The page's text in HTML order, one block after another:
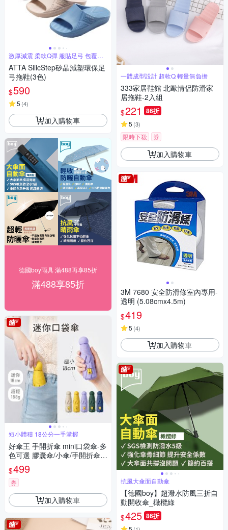
激厚減震 柔軟Q彈 服貼足弓 包覆舒
適
ATTA SilicStep矽晶減塑環保足
弓拖鞋(3色)
$590
5 (4)
加入購物車
德國boy雨具 滿488再享85折
滿488享85折
短小體積 18公分一手掌握
好傘王 手開折傘 mini口袋傘-多
色可選 膠囊傘/小傘/手開折傘/
黑膠布/摺疊傘/小雨傘/輕量傘/
折疊傘/迷你傘/防曬
$499
券
加入購物車
一體成型設計 超軟Q 輕量無負擔
333家居鞋館 北歐情侶防滑家
居拖鞋-2入組
$221 86折
5 (3)
限時下殺 券
加入購物車
3M 7680 安全防滑條室內專用-
透明 (5.08cmx4.5m)
$419
5 (4)
加入購物車
抗風大傘面自動傘
【德國boy】超潑水防風三折自
動開收傘_橄欖綠
$425 86折